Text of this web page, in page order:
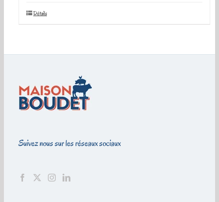
Détails
Suivez nous sur les réseaux sociaux